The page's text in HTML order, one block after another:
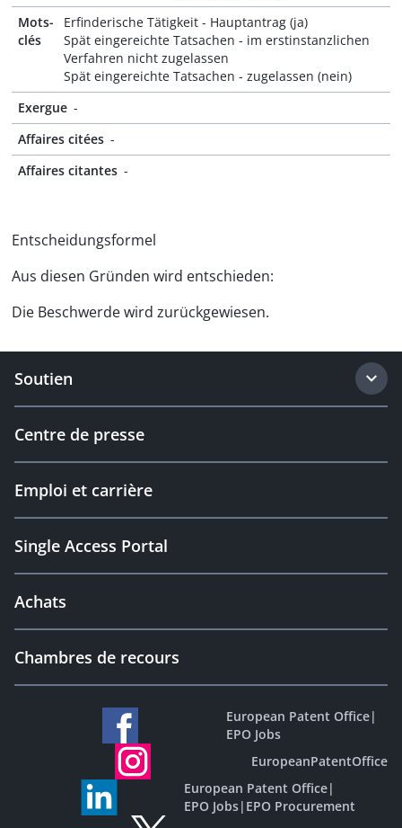
Mots-
clés
Erfinderische Tätigkeit - Hauptantrag (ja)
Spät eingereichte Tatsachen - im erstinstanzlichen
Verfahren nicht zugelassen
Spät eingereichte Tatsachen - zugelassen (nein)
Exergue -
Affaires citées -
Affaires citantes -
Entscheidungsformel
Aus diesen Gründen wird entschieden:
Die Beschwerde wird zurückgewiesen.
Soutien
Centre de presse
Emploi et carrière
Single Access Portal
Achats
Chambres de recours
European Patent Office|
EPO Jobs
EuropeanPatentOffice
European Patent Office|
EPO Jobs| EPO Procurement